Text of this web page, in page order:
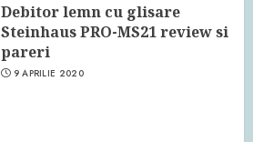
Debitor lemn cu glisare
Steinhaus PRO-MS21 review si
pareri
9 APRILIE 2020